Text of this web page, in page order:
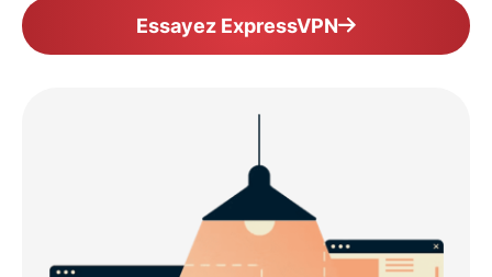
Essayez ExpressVPN